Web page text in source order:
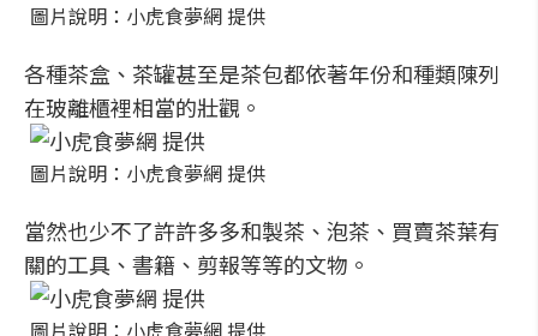
圖片說明：小虎食夢網 提供
各種茶盒、茶罐甚至是茶包都依著年份和種類陳列
在玻離櫃裡相當的壯觀。
圖片說明：小虎食夢網 提供
當然也少不了許許多多和製茶、泡茶、買賣茶葉有
關的工具、書籍、剪報等等的文物。
圖片說明：小虎食夢網 提供